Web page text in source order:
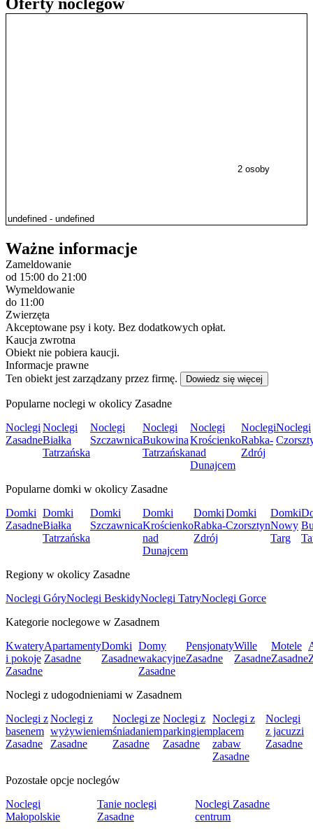
2 osoby
Ważne informacje
Zameldowanie
od 15:00 do 21:00
Wymeldowanie
do 11:00
Zwierzęta
Akceptowane psy i koty. Bez dodatkowych opłat.
Kaucja zwrotna
Obiekt nie pobiera kaucji.
Informacje prawne
Ten obiekt jest zarządzany przez firmę.
Dowiedz się więcej
Popularne noclegi w okolicy Zasadne
Noclegi
Zasadne
Noclegi
Białka
Tatrzańska
Noclegi
Szczawnica
Noclegi
Bukowina
Tatrzańska
Noclegi
Krościenko
nad
Dunajcem
Noclegi
Rabka-
Zdrój
Noclegi
Popularne domki w okolicy Zasadne
Domki
Zasadne
Domki
Białka
Tatrzańska
Domki
Szczawnica
Domki
Krościenko
nad
Dunajcem
Domki
Rabka-
Zdrój
Domki
Czorsztyn
Domki
Nowy
Targ
Regiony w okolicy Zasadne
Noclegi GóryNoclegi BeskidyNoclegi TatryNoclegi Gorce
Kategorie noclegowe w Zasadnem
Kwatery
i pokoje
Zasadne
Apartamenty
Zasadne
Domki
Zasadne
Domy
wakacyjne
Zasadne
Pensjonaty
Zasadne
Wille
Zasadne
Motele
Zasadne
Noclegi z udogodnieniami w Zasadnem
Noclegi z
basenem
Zasadne
Noclegi z
wyżywieniem
Zasadne
Noclegi ze
śniadaniem
Zasadne
Noclegi z
parkingiem
Zasadne
Noclegi z
placem
zabaw
Zasadne
Noclegi
z jacuzzi
Zasadne
Pozostałe opcje noclegów
Noclegi
Małopolskie
Tanie noclegi
Zasadne
Noclegi Zasadne
centrum